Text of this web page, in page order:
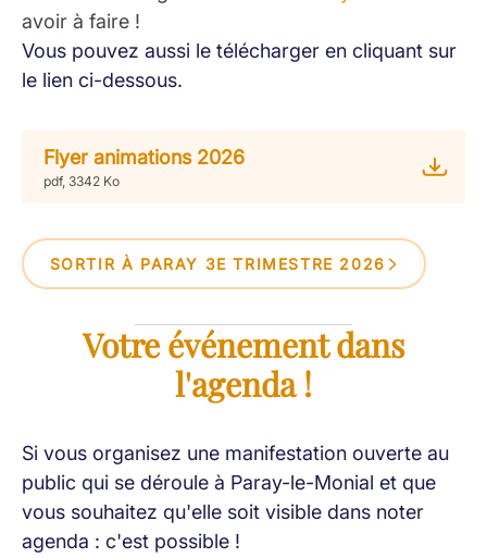
avoir à faire !
Vous pouvez aussi le télécharger en cliquant sur
le lien ci-dessous.
Flyer animations 2026
pdf, 3342 Ko
SORTIR À PARAY 3E TRIMESTRE 2026
Votre événement dans
l'agenda !
Si vous organisez une manifestation ouverte au
public qui se déroule à Paray-le-Monial et que
vous souhaitez qu'elle soit visible dans noter
agenda : c'est possible !